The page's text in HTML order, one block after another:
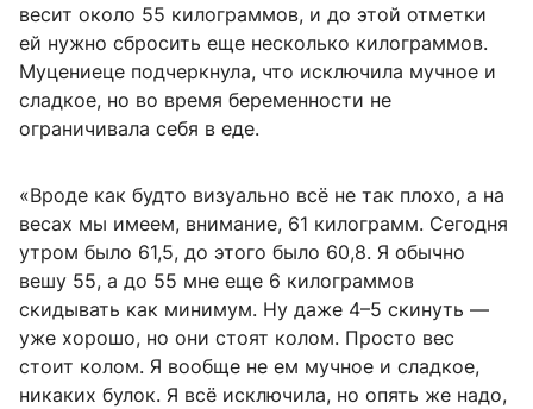
весит около 55 килограммов, и до этой отметки
ей нужно сбросить еще несколько килограммов.
Муцениеце подчеркнула, что исключила мучное и
сладкое, но во время беременности не
ограничивала себя в еде.
«Вроде как будто визуально всё не так плохо, а на
весах мы имеем, внимание, 61 килограмм. Сегодня
утром было 61,5, до этого было 60,8. Я обычно
вешу 55, а до 55 мне еще 6 килограммов
скидывать как минимум. Ну даже 4–5 скинуть —
уже хорошо, но они стоят колом. Просто вес
стоит колом. Я вообще не ем мучное и сладкое,
никаких булок. Я всё исключила, но опять же надо,